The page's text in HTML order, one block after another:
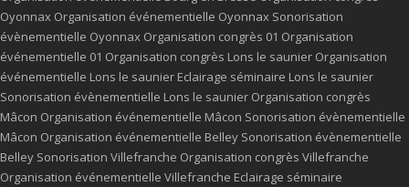
Oyonnax Organisation événementielle Oyonnax Sonorisation
évènementielle Oyonnax Organisation congrès 01 Organisation
événementielle 01 Organisation congrès Lons le saunier Organisation
événementielle Lons le saunier Eclairage séminaire Lons le saunier
Sonorisation évènementielle Lons le saunier Organisation congrès
Mâcon Organisation événementielle Mâcon Sonorisation évènementielle
Mâcon Organisation événementielle Belley Sonorisation évènementielle
Belley Sonorisation Villefranche Organisation congrès Villefranche
Organisation événementielle Villefranche Eclairage séminaire